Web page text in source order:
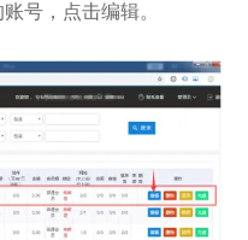
号，点击编辑。